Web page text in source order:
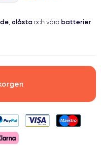
, olåsta och våra batterier